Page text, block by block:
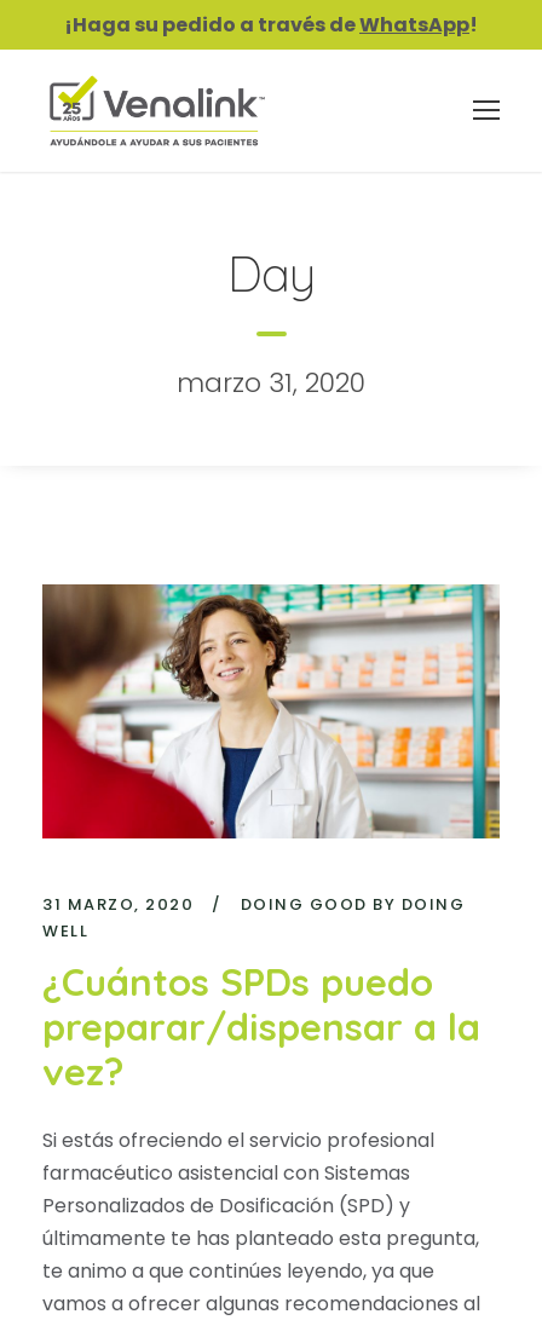
¡Haga su pedido a través deWhatsApp!
Day
marzo 31, 2020
31 MARZO, 2020 /
DOING GOOD BY DOING
WELL
¿Cuántos SPDs puedo
preparar/dispensar a la
vez?
Si estás ofreciendo el servicio profesional
farmacéutico asistencial con Sistemas
Personalizados de Dosificación (SPD) y
últimamente te has planteado esta pregunta,
te animo a que continúes leyendo, ya que
vamos a ofrecer algunas recomendaciones al